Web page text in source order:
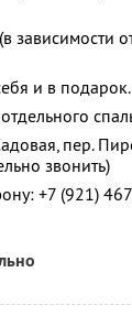
зависимости
и в подарок.
пер.
звонить)
+7 (921)